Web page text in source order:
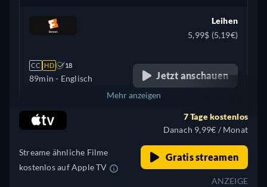
CC HD 18
89min - Englisch
Leihen
5,99$ (5,19€)
Jetzt anschauen
Vereinigtes Königreich
Mehr anzeigen
Streame ähnliche Filme
kostenlos auf Apple TV
7 Tage kostenlos
Danach 9,99€ / Monat
Gratis streamen
ANZEIGE